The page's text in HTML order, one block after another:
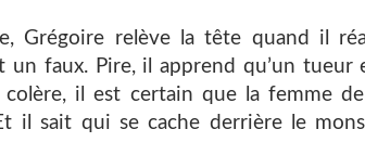
Grégoire relève la tête quand il
un faux. Pire, il apprend qu’un tueur
il est certain que la femme
il sait qui se cache derrière le